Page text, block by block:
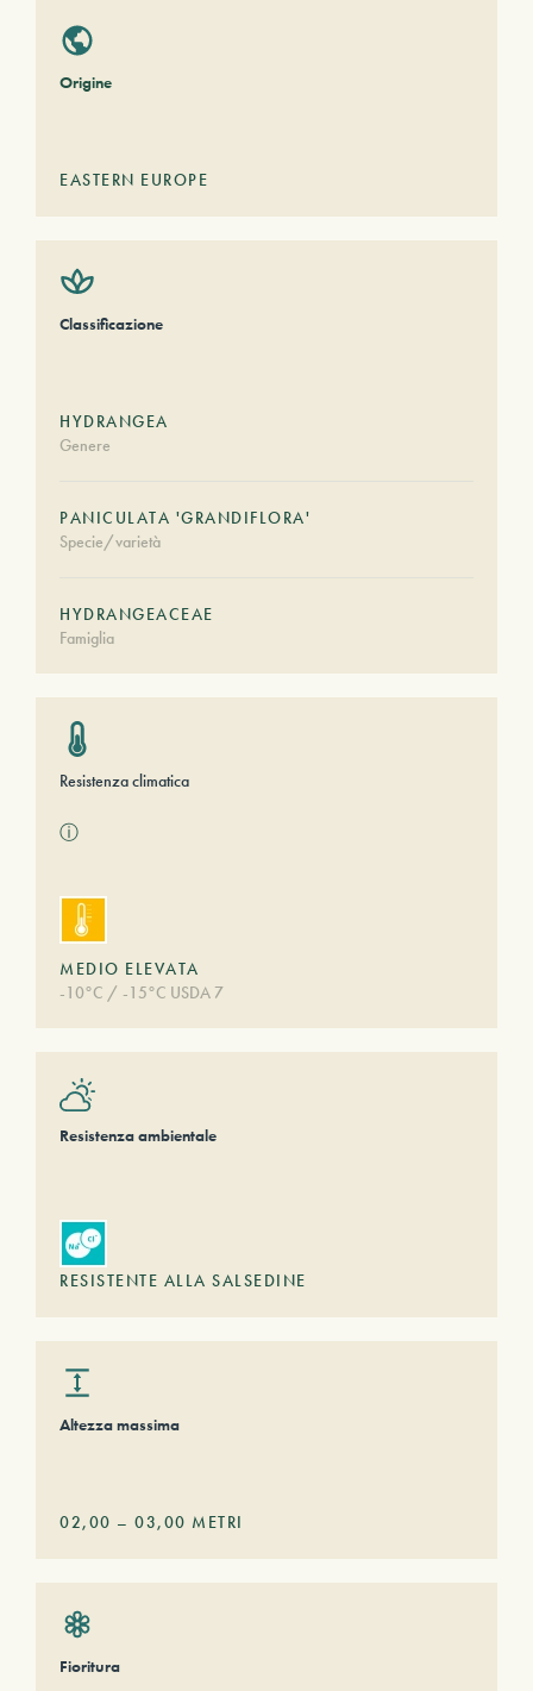
Origine
EASTERN EUROPE
Classificazione
HYDRANGEA
Genere
PANICULATA 'GRANDIFLORA'
Specie/varietà
HYDRANGEACEAE
Famiglia
Resistenza climatica
ⓘ
MEDIO ELEVATA
-10°C / -15°C USDA 7
Resistenza ambientale
RESISTENTE ALLA SALSEDINE
Altezza massima
02,00 – 03,00 METRI
Fioritura